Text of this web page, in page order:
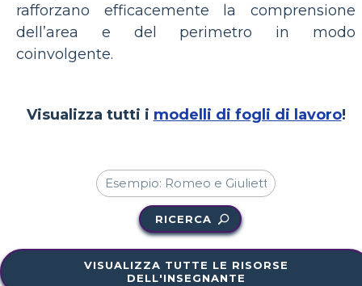
rafforzano efficacemente la comprensione
dell’area e del perimetro in modo
coinvolgente.
Visualizza tutti i modelli di fogli di lavoro!
RICERCA
VISUALIZZA TUTTE LE RISORSE
DELL'INSEGNANTE